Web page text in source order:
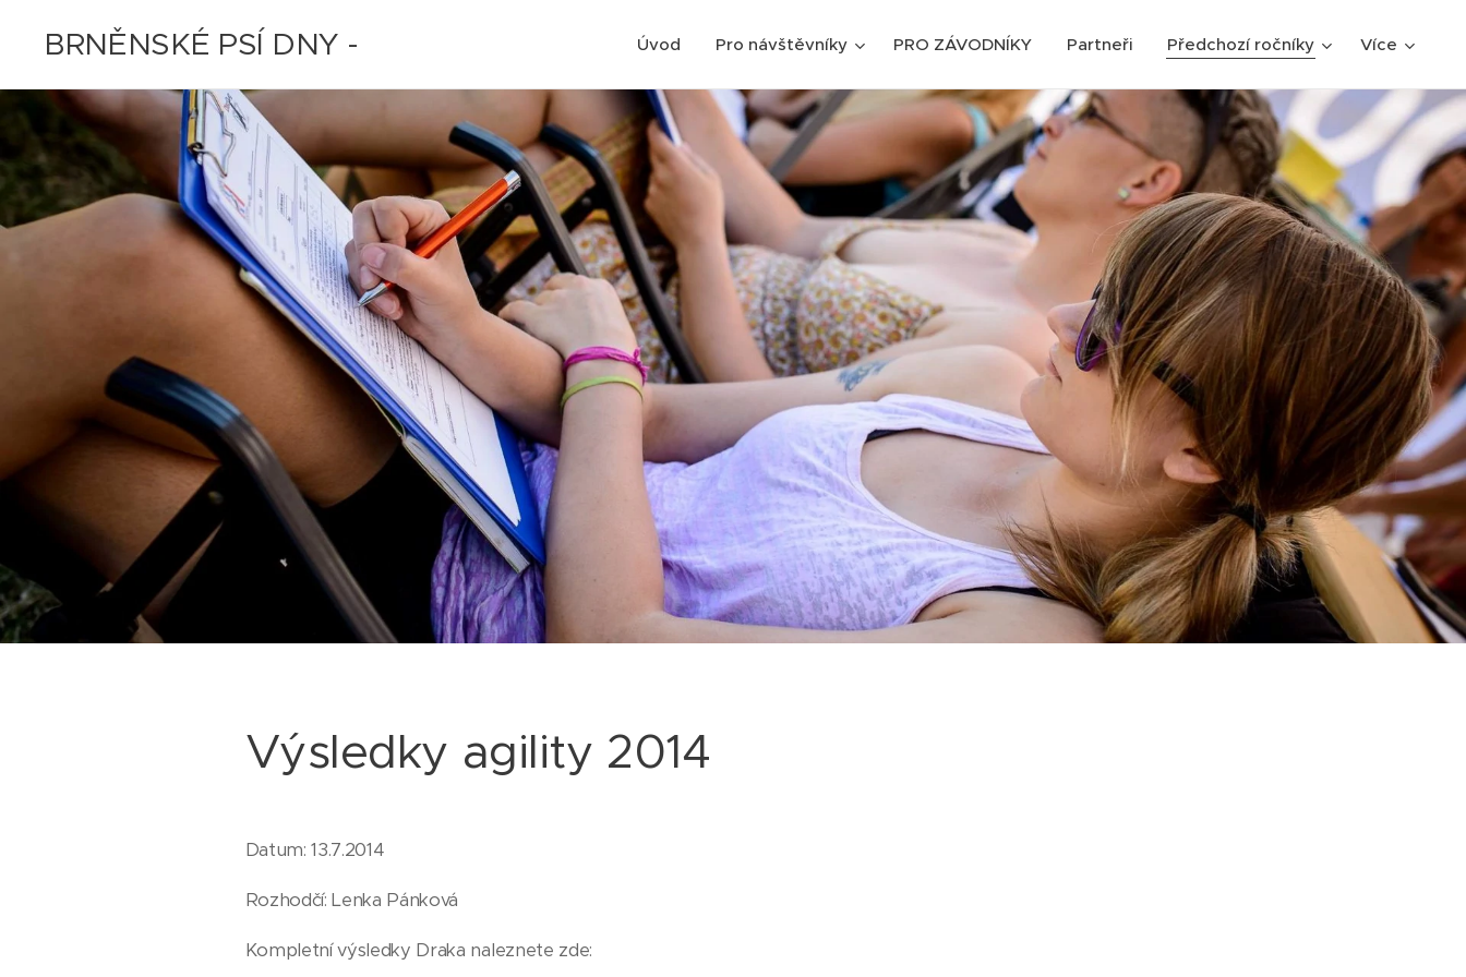
BRNĚNSKÉ PSÍ DNY -
11.-12.7.2020 - ZRUŠENO
Úvod Pro návštěvníky PRO ZÁVODNÍKY Partneři Předchozí ročníky Více
Výsledky agility 2014
Datum: 13.7.2014
Rozhodčí: Lenka Pánková
Kompletní výsledky Draka naleznete zde: